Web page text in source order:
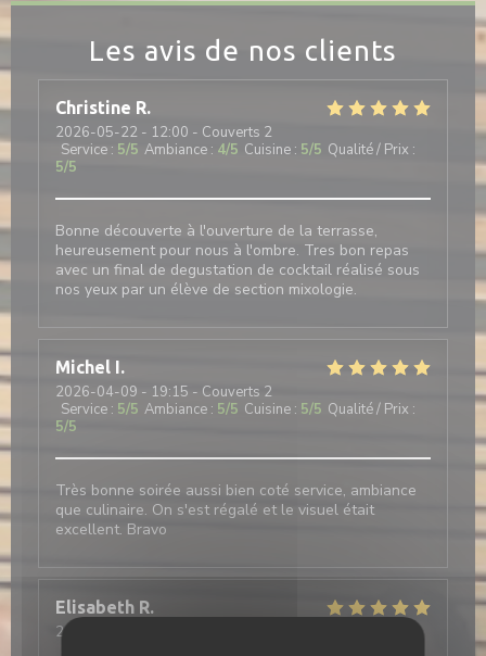
Les avis de nos clients
Christine R
2026-05-22 - 12:00 - Couverts 2
Service : 5/5 Ambiance : 4/5 Cuisine : 5/5 Qualité / Prix :
5/5
Bonne découverte à l'ouverture de la terrasse,
heureusement pour nous à l'ombre. Tres bon repas
avec un final de degustation de cocktail réalisé sous
nos yeux par un élève de section mixologie.
Michel I
2026-04-09 - 19:15 - Couverts 2
Service : 5/5 Ambiance : 5/5 Cuisine : 5/5 Qualité / Prix :
5/5
Très bonne soirée aussi bien coté service, ambiance
que culinaire. On s'est régalé et le visuel était
excellent. Bravo
Elisabeth R
2026-04-09